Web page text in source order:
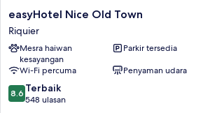
easyHotel
Nice
Old
Town
Riquier
easyHotel Nice Old Town
Riquier
Mesra haiwan
kesayangan
Parkir tersedia
Wi-Fi percuma
Penyaman udara
8.6
daripada
8.6 Terbaik
548 ulasan